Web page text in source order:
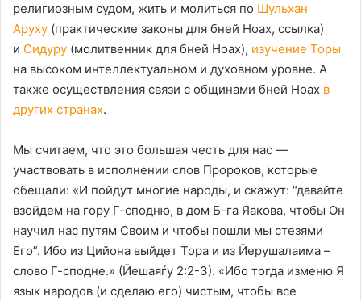
религиозным судом, жить и молиться по Шульхан
Аруху (практические законы для бней Ноах, ссылка)
и Сидуру (молитвенник для бней Ноах), изучение Торы
на высоком интеллектуальном и духовном уровне. А
также осуществления связи с общинами бней Ноах в
других странах.
Мы считаем, что это большая честь для нас —
участвовать в исполнении слов Пророков, которые
обещали: «И пойдут многие народы, и скажут: “давайте
взойдем на гору Г-сподню, в дом Б-га Яакова, чтобы Он
научил нас путям Своим и чтобы пошли мы стезями
Его”. Ибо из Цийона выйдет Тора и из Йерушалаима –
слово Г-сподне.» (Йешаяѓу 2:2-3). «Ибо тогда изменю Я
язык народов (и сделаю его) чистым, чтобы все